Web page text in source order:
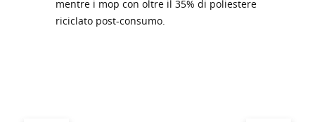
mentre i mop con oltre il 35% di poliestere
riciclato post-consumo.